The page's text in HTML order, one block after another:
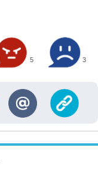
5 3